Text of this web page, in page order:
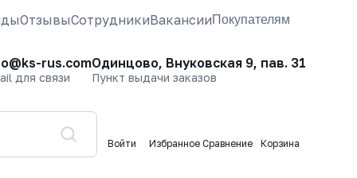
ОтзывыСотрудникиВакансииПокупателям
rus.com
для связи
Одинцово, Внуковская 9, пав. 31
Пункт выдачи заказов
Войти Избранное Сравнение Корзина